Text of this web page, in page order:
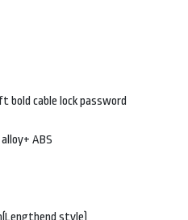
cable lock password
ABS